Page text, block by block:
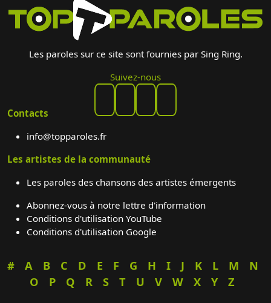
Les paroles sur ce site sont fournies par Sing Ring.
Suivez-nous
Contacts
info@topparoles.fr
Les artistes de la communauté
Les paroles des chansons des artistes émergents
Abonnez-vous à notre lettre d'information
Conditions d'utilisation YouTube
Conditions d'utilisation Google
# A B C D E F G H I J K L M
N
O
P Q R S T U V W X Y Z